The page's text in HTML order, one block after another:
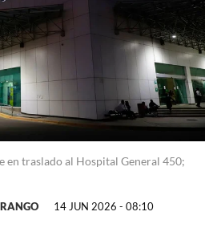
en traslado al Hospital General 450;
14 JUN 2026 - 08:10